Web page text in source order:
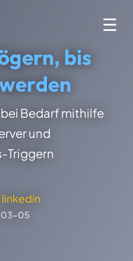
☰
bis
Bedarf mithilfe
und
Triggern
linkedin
03-05